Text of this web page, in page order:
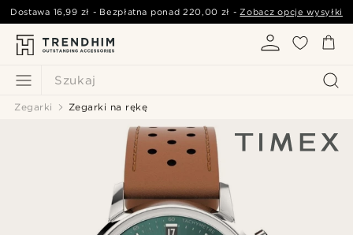
Szukaj
Dostawa 16,99 zł - Bezpłatna ponad220,00 zł -Zobacz opcje wysyłki
Zegarki Zegarki na rękę